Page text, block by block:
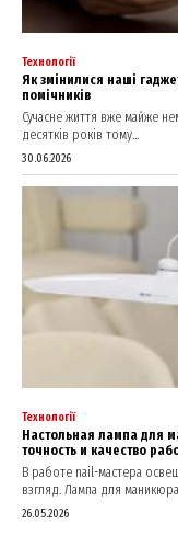
Технології
Як змінилися наші
помічників
Сучасне життя вже майже
десятків років тому...
30.06.2026
Технології
Настольная лампа для
точность и качество
В работе nail-мастера
взгляд. Лампа для маникюра...
26.05.2026